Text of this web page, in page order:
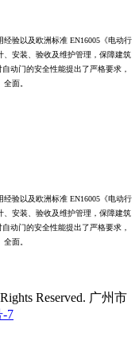
验以及欧洲标准 EN16005《电动行
、安装、验收及维护管理，保障建筑
动门的安全性能提出了严格要求，
面。
验以及欧洲标准 EN16005《电动行
、安装、验收及维护管理，保障建筑
动门的安全性能提出了严格要求，
面。
Reserved. 广州市
-7